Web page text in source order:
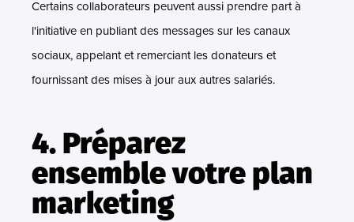
Certains collaborateurs peuvent aussi prendre part à
l'initiative en publiant des messages sur les canaux
sociaux, appelant et remerciant les donateurs et
fournissant des mises à jour aux autres salariés.
4. Préparez
ensemble votre plan
marketing